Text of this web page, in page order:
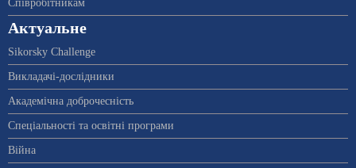
Співробітникам
Актуальне
Sikorsky Challenge
Викладачі-дослідники
Академічна доброчесність
Спеціальності та освітні програми
Війна